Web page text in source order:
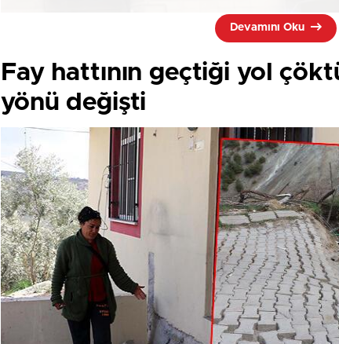
Siirt’te yaşayan 27 yaşındaki Kader Yıldız, arkadaşlarıyla
gitti.
Burada fotoğraf çekilen Yıldız, dengesini kaybederek
Yıldız’ın düştüğünü gören arkadaşları, durumu 112 sağlık
Hayatını kaybetti
Devamını Oku
Fay hattının geçtiği yol
yönü değişti